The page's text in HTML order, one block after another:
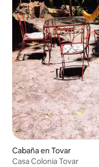
Cabaña en Tovar
Casa Colonia Tovar